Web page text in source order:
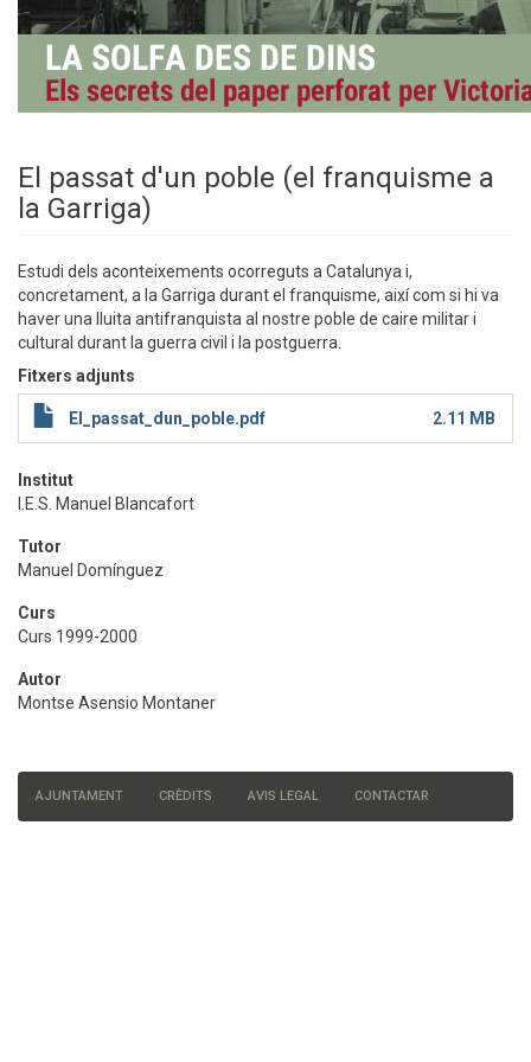
El passat d'un poble (el franquisme a
la Garriga)
Estudi dels aconteixements ocorreguts a Catalunya i,
concretament, a la Garriga durant el franquisme, així com si hi va
haver una lluita antifranquista al nostre poble de caire militar i
cultural durant la guerra civil i la postguerra.
Fitxers adjunts
El_passat_dun_poble.pdf 2.11 MB
Institut
I.E.S. Manuel Blancafort
Tutor
Manuel Domínguez
Curs
Curs 1999-2000
Autor
Montse Asensio Montaner
Menú
AJUNTAMENT CRÈDITS AVIS LEGAL CONTACTAR